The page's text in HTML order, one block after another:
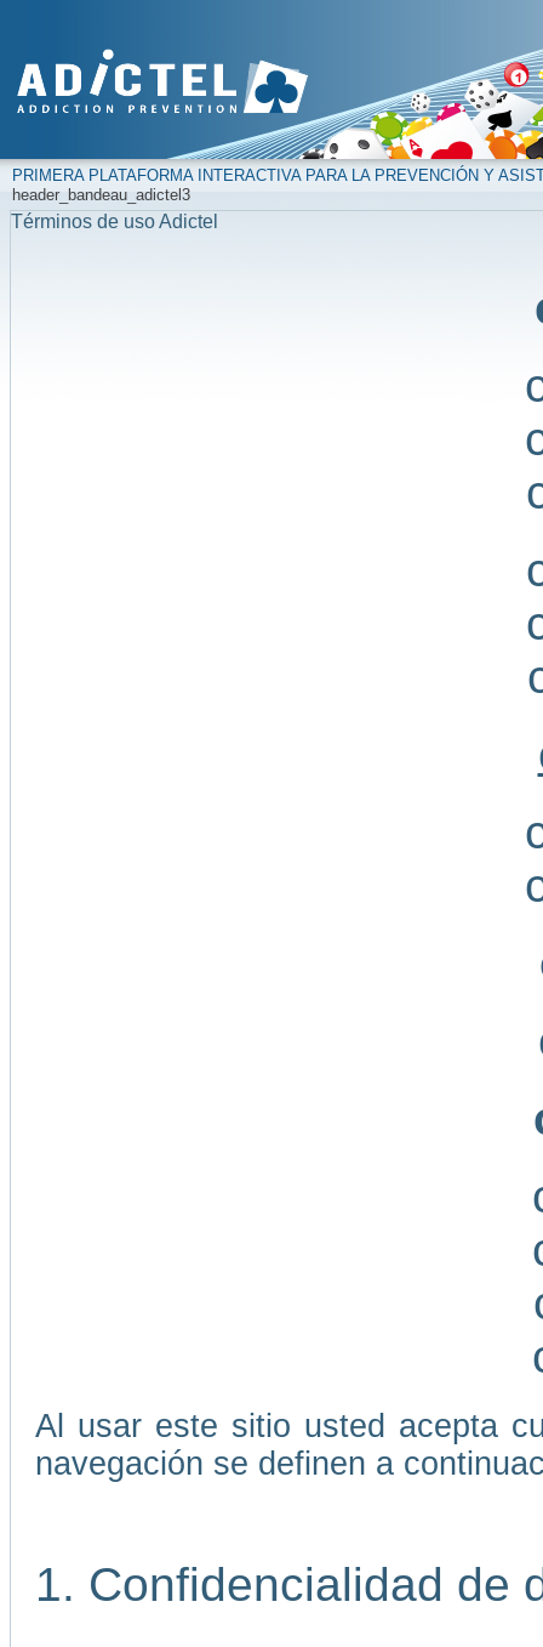
PRIMERA PLATAFORMA INTERACTIVA PARA LA PREVENCIÓN Y
header_bandeau_adictel3
Términos de uso Adictel
Al usar este sitio usted acepta
navegación se definen a
1. Confidencialidad de